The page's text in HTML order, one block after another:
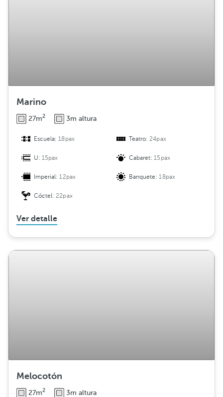
Marino
27m2 3m altura
Escuela:18pax Teatro:24pax
U:15pax Cabaret:15pax
Imperial:12pax Banquete:18pax
Cóctel:22pax
Ver detalle
Melocotón
27m2 3m altura